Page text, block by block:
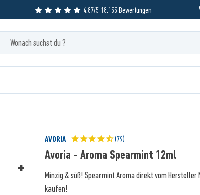
4.87/5 18.155 Bewertungen
AVORIA (79)
Avoria - Aroma Spearmint 12ml
Minzig & süß! Spearmint Aroma direkt vom
kaufen!